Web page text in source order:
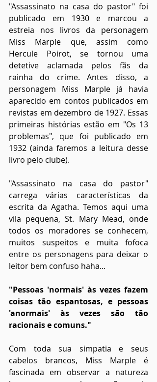
"Assassinato na casa do pastor" foi
publicado em 1930 e marcou a
estreia nos livros da personagem
Miss Marple que, assim como
Hercule Poirot, se tornou uma
detetive aclamada pelos fãs da
rainha do crime. Antes disso, a
personagem Miss Marple já havia
aparecido em contos publicados em
revistas em dezembro de 1927. Essas
primeiras histórias estão em "Os 13
problemas", que foi publicado em
1932 (ainda faremos a leitura desse
livro pelo clube).
"Assassinato na casa do pastor"
carrega várias características da
escrita da Agatha. Temos aqui uma
vila pequena, St. Mary Mead, onde
todos os moradores se conhecem,
muitos suspeitos e muita fofoca
entre os personagens para deixar o
leitor bem confuso haha...
"Pessoas 'normais' às vezes fazem
coisas tão espantosas, e pessoas
'anormais' às vezes são tão
racionais e comuns."
Com toda sua simpatia e seus
cabelos brancos, Miss Marple é
fascinada em observar a natureza